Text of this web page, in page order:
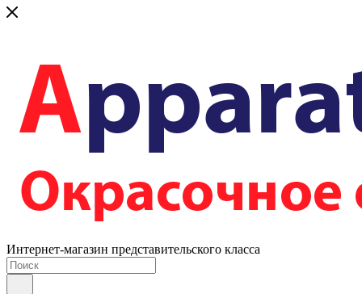
Интернет-магазин представительского класса